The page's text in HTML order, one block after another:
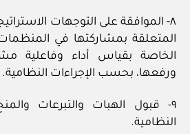
٨- الموافقة على التوجهات
المتعلقة بمشاركتها في
الخاصة بقياس أداء وفاعلية
ورفعها، بحسب الإجراءات النظامية.
٩- قبول الهبات والتبرعات
النظامية.